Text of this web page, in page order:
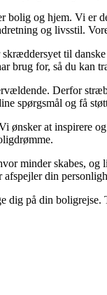
og hjem. Vi er
og livsstil.
til
brug for, så du kan
Derfor
spørgsmål og få
at inspirere
minder skabes,
din
på din boligrejse.